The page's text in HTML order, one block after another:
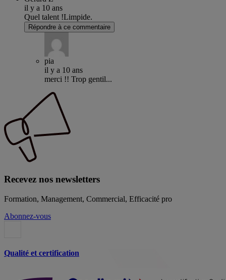
il y a 10 ans
Quel talent !Limpide.
Répondre à ce commentaire
pia
il y a 10 ans
merci !! Trop gentil...
Recevez nos newsletters
Formation, Management, Commercial, Efficacité pro
Abonnez-vous
Qualité et certification